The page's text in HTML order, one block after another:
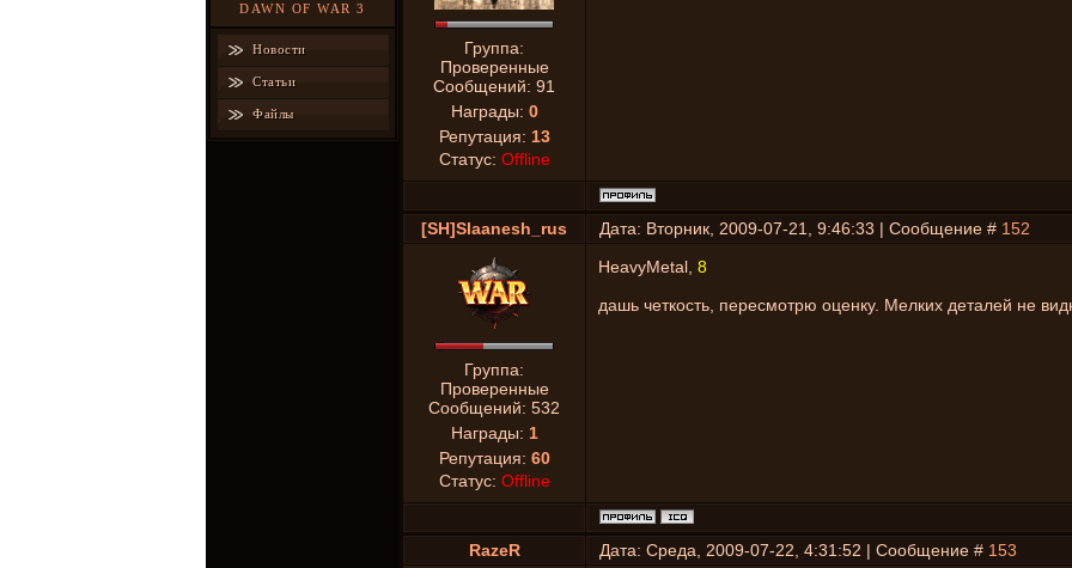
DAWN OF WAR 3
Новости
Статьи
Файлы
Группа:
Проверенные
Сообщений: 91
Награды: 0
Репутация: 13
Статус: Offline
[SH]Slaanesh_rus Дата: Вторник, 2009-07-21, 9:46:33 | Сообщение # 152
Группа:
Проверенные
Сообщений: 532
Награды: 1
Репутация: 60
Статус: Offline
HeavyMetal, 8
дашь четкость, пересмотрю оценку. Мелких деталей не
RazeR Дата: Среда, 2009-07-22, 4:31:52 | Сообщение # 153